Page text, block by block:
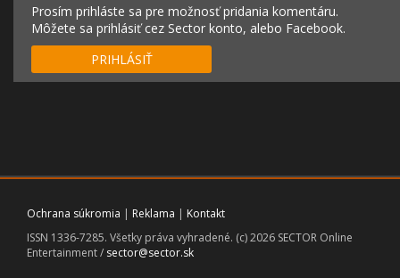
Prosím prihláste sa pre možnosť pridania komentáru.
Môžete sa prihlásiť cez Sector konto, alebo Facebook.
PRIHLÁSIŤ
Ochrana súkromia | Reklama | Kontakt
ISSN 1336-7285. Všetky práva vyhradené. (c) 2026 SECTOR Online
Entertainment / sector@sector.sk